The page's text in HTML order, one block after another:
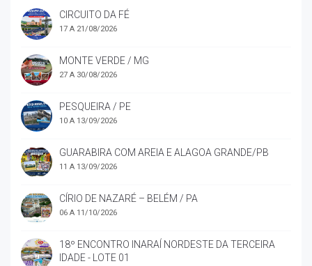
CIRCUITO DA FÉ
17 A 21/08/2026
MONTE VERDE / MG
27 A 30/08/2026
PESQUEIRA / PE
10 A 13/09/2026
GUARABIRA COM AREIA E ALAGOA GRANDE/PB
11 A 13/09/2026
CÍRIO DE NAZARÉ – BELÉM / PA
06 A 11/10/2026
18º ENCONTRO INARAÍ NORDESTE DA TERCEIRA
IDADE - LOTE 01